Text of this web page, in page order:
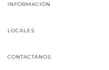
INFORMACIÓN
LOCALES
CONTACTÁNOS